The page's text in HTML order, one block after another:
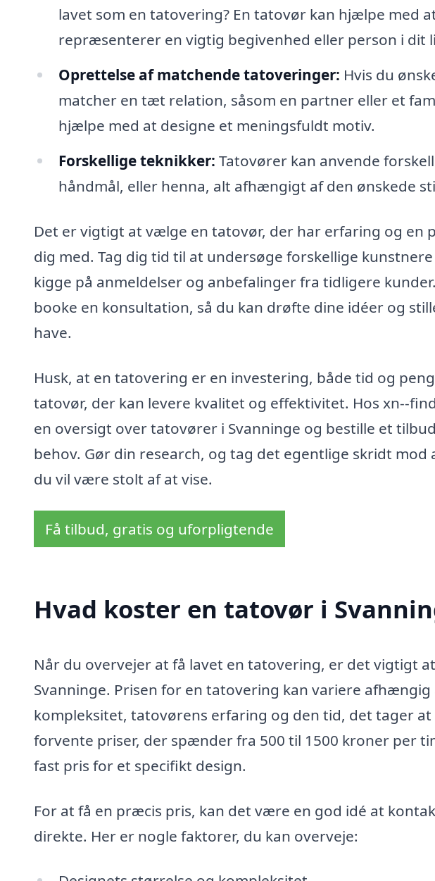
lavet som en tatovering? En tatovør kan hjælpe med
repræsenterer en vigtig begivenhed eller person i dit
Oprettelse af matchende tatoveringer: Hvis du
matcher en tæt relation, såsom en partner eller et
hjælpe med at designe et meningsfuldt motiv.
Forskellige teknikker: Tatovører kan anvende
håndmål, eller henna, alt afhængigt af den ønskede
Det er vigtigt at vælge en tatovør, der har erfaring og en
dig med. Tag dig tid til at undersøge forskellige
kigge på anmeldelser og anbefalinger fra tidligere
booke en konsultation, så du kan drøfte dine idéer og
have.
Husk, at en tatovering er en investering, både tid og
tatovør, der kan levere kvalitet og effektivitet. Hos xn--
en oversigt over tatovører i Svanninge og bestille et
behov. Gør din research, og tag det egentlige skridt
du vil være stolt af at vise.
Få tilbud, gratis og uforpligtende
Hvad koster en tatovør i
Når du overvejer at få lavet en tatovering, er det vigtigt
Svanninge. Prisen for en tatovering kan variere
kompleksitet, tatovørens erfaring og den tid, det tager
forvente priser, der spænder fra 500 til 1500 kroner per
fast pris for et specifikt design.
For at få en præcis pris, kan det være en god idé at
direkte. Her er nogle faktorer, du kan overveje: